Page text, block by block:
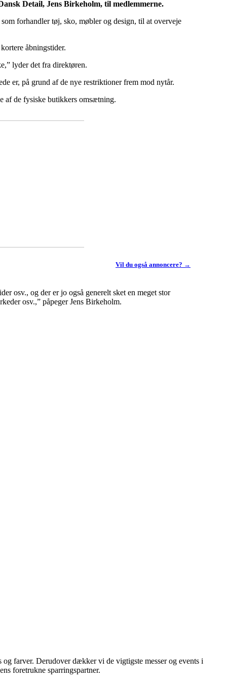
Detail, Jens Birkeholm, til medlemmerne.
forhandler tøj, sko, møbler og design, til at overveje
åbningstider.
lyder det fra direktøren.
er, på grund af de nye restriktioner frem mod nytår.
af de fysiske butikkers omsætning.
Vil du også annoncere? →
osv., og der er jo også generelt sket en meget stor
osv.,” påpeger Jens Birkeholm.
farver. Derudover dækker vi de vigtigste messer og events i
foretrukne sparringspartner.